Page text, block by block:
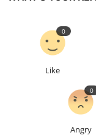
Like
0
Angry
0